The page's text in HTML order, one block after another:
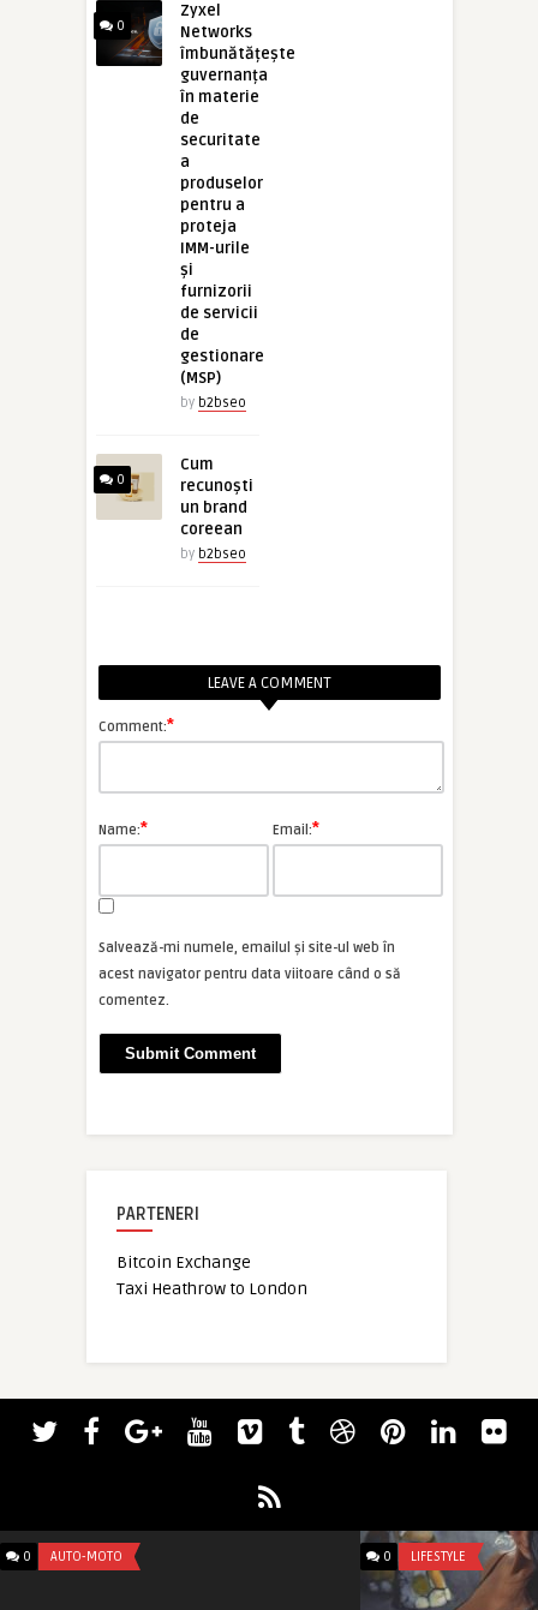
0
Zyxel
Networks
îmbunătățește
guvernanța
în materie
de
securitate
a
produselor
pentru a
proteja
IMM-urile
și
furnizorii
de servicii
de
gestionare
(MSP)
by b2bseo
0
Cum
recunoști
un brand
coreean
by b2bseo
LEAVE A COMMENT
Comment:*
Name:* Email:*
Salvează-mi numele, emailul și site-ul web în
acest navigator pentru data viitoare când o să
comentez.
PARTENERI
Bitcoin Exchange
Taxi Heathrow to London
0 AUTO-MOTO 0 LIFESTYLE